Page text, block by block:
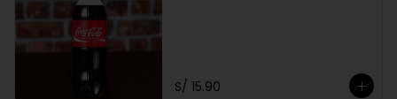
S/ 15.90